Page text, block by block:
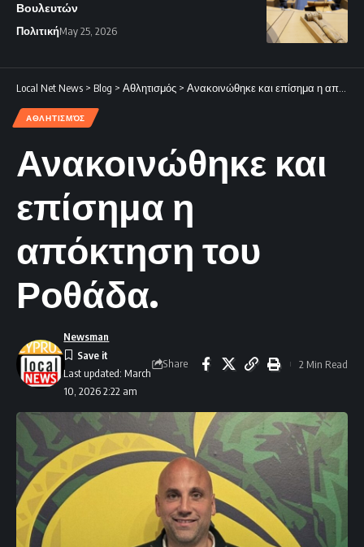
Βουλευτών
ΠολιτικήMay 25, 2026
Local Net News > Blog > Αθλητισμός > Ανακοινώθηκε και επίσημα η απόκτηση του Ροθάδα.
ΑΘΛΗΤΙΣΜΌΣ
Ανακοινώθηκε και
επίσημα η
απόκτηση του
Ροθάδα.
Last updated: March
10, 2026 2:22 am
Newsman
Share 2 Min Read